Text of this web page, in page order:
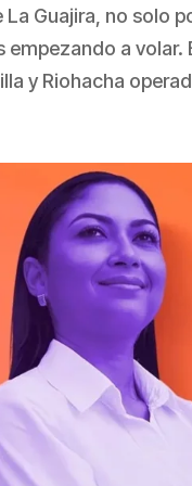
Guajira, no solo
a volar.
y Riohacha